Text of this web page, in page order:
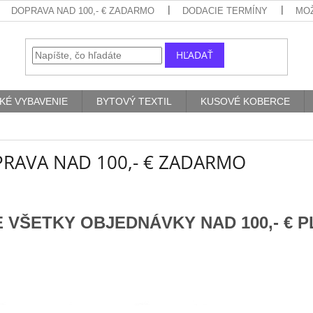
DOPRAVA NAD 100,- € ZADARMO DODACIE TERMÍNY
HĽADAŤ
VYBAVENIE BYTOVÝ TEXTIL KUSOVÉ KOBERCE
NAD 100,- € ZADARMO
VŠETKY OBJEDNÁVKY NAD 100,- €